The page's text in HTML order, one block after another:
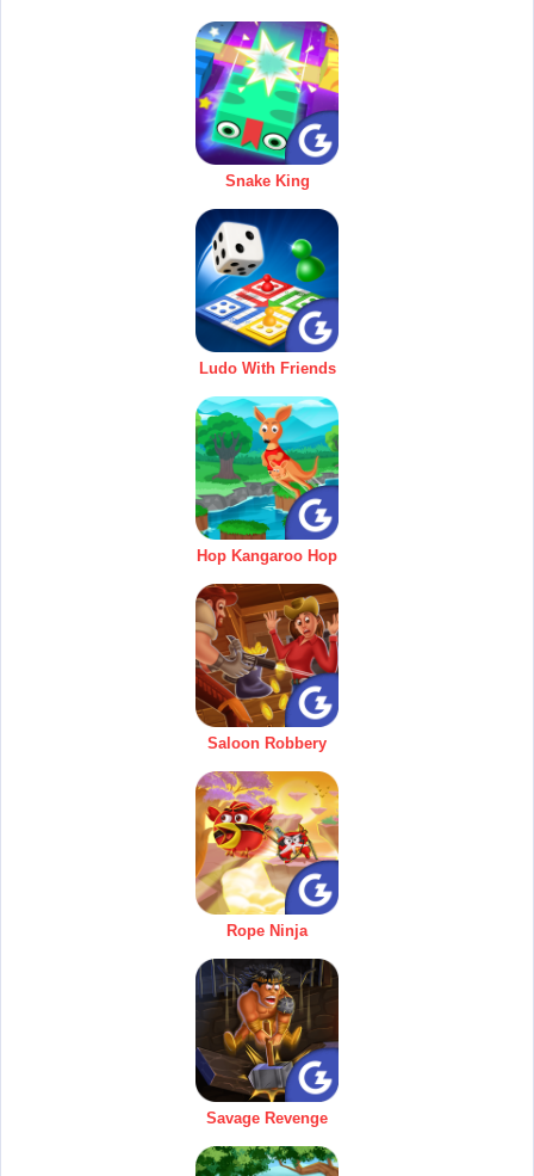
Snake King
Ludo With Friends
Hop Kangaroo Hop
Saloon Robbery
Rope Ninja
Savage Revenge